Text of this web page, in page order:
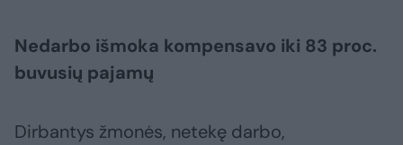
Nedarbo išmoka kompensavo iki 83 proc.
buvusių pajamų
Dirbantys žmonės, netekę darbo,